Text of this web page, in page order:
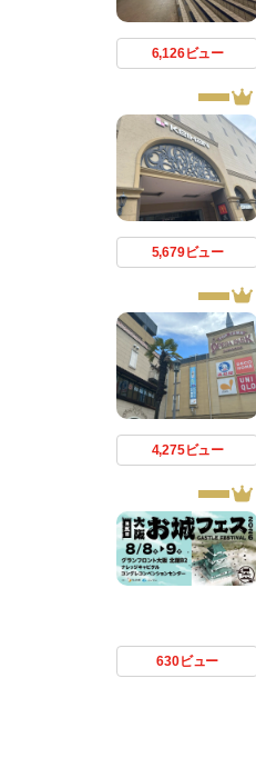
6,126ビュー
5,679ビュー
4,275ビュー
630ビュー